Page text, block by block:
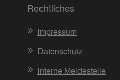
Rechtliches
Impressum
Datenschutz
Interne Meldestelle